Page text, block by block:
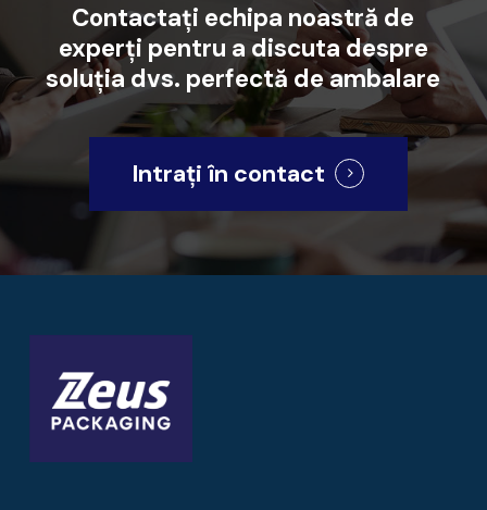
Contactați echipa noastră de
experți pentru a discutadespre
soluția dvs. perfectă deambalare
Intrați în contact